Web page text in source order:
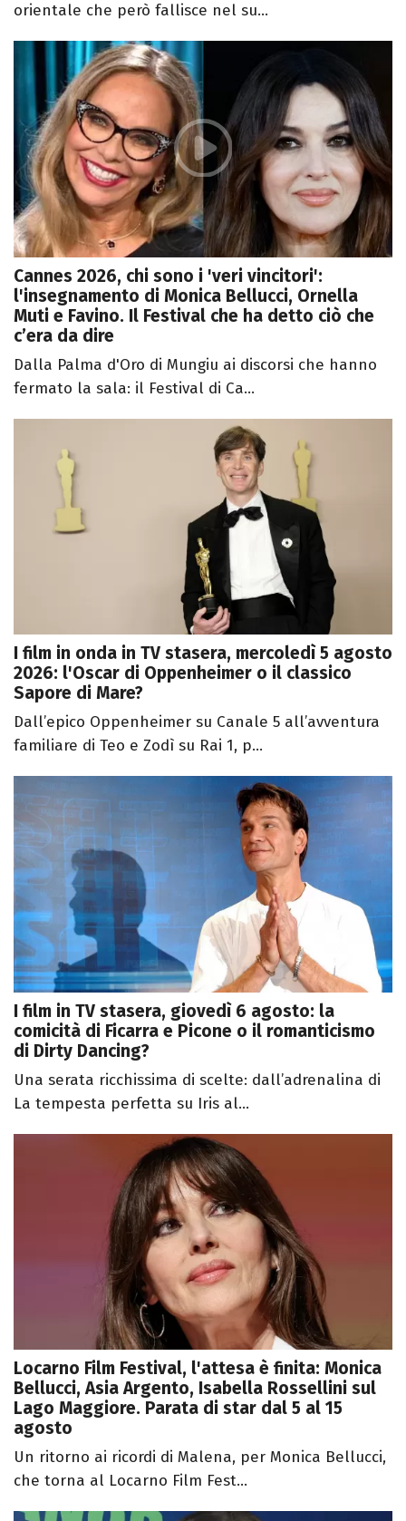
orientale che però fallisce nel su...
Cannes 2026, chi sono i 'veri vincitori':
l'insegnamento di Monica Bellucci, Ornella
Muti e Favino. Il Festival che ha detto ciò che
c’era da dire
Dalla Palma d'Oro di Mungiu ai discorsi che hanno
fermato la sala: il Festival di Ca...
I film in onda in TV stasera, mercoledì 5 agosto
2026: l'Oscar di Oppenheimer o il classico
Sapore di Mare?
Dall’epico Oppenheimer su Canale 5 all’avventura
familiare di Teo e Zodì su Rai 1, p...
I film in TV stasera, giovedì 6 agosto: la
comicità di Ficarra e Picone o il romanticismo
di Dirty Dancing?
Una serata ricchissima di scelte: dall’adrenalina di
La tempesta perfetta su Iris al...
Locarno Film Festival, l'attesa è finita: Monica
Bellucci, Asia Argento, Isabella Rossellini sul
Lago Maggiore. Parata di star dal 5 al 15
agosto
Un ritorno ai ricordi di Malena, per Monica Bellucci,
che torna al Locarno Film Fest...